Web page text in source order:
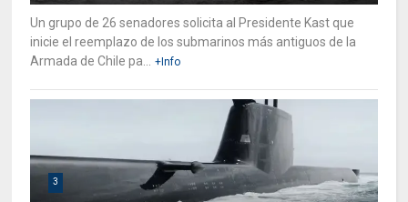
Un grupo de 26 senadores solicita al Presidente Kast que
inicie el reemplazo de los submarinos más antiguos de la
Armada de Chile pa... +Info
3